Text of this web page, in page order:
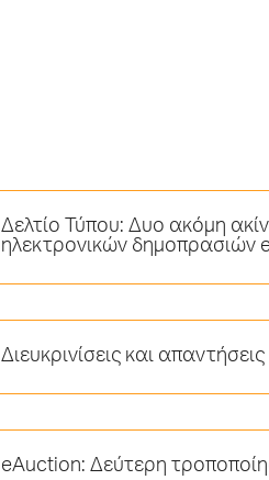
Δελτίο Τύπου: Δυο ακόμη
ηλεκτρονικών δημοπρασιών
Διευκρινίσεις και
eAuction: Δεύτερη